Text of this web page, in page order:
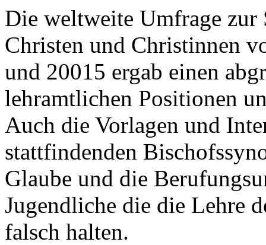
Die weltweite Umfrage zur
Christen und Christinnen
und 20015 ergab einen
lehramtlichen Positionen
Auch die Vorlagen und
stattfindenden
Glaube und die
Jugendliche die die Lehre
falsch halten.